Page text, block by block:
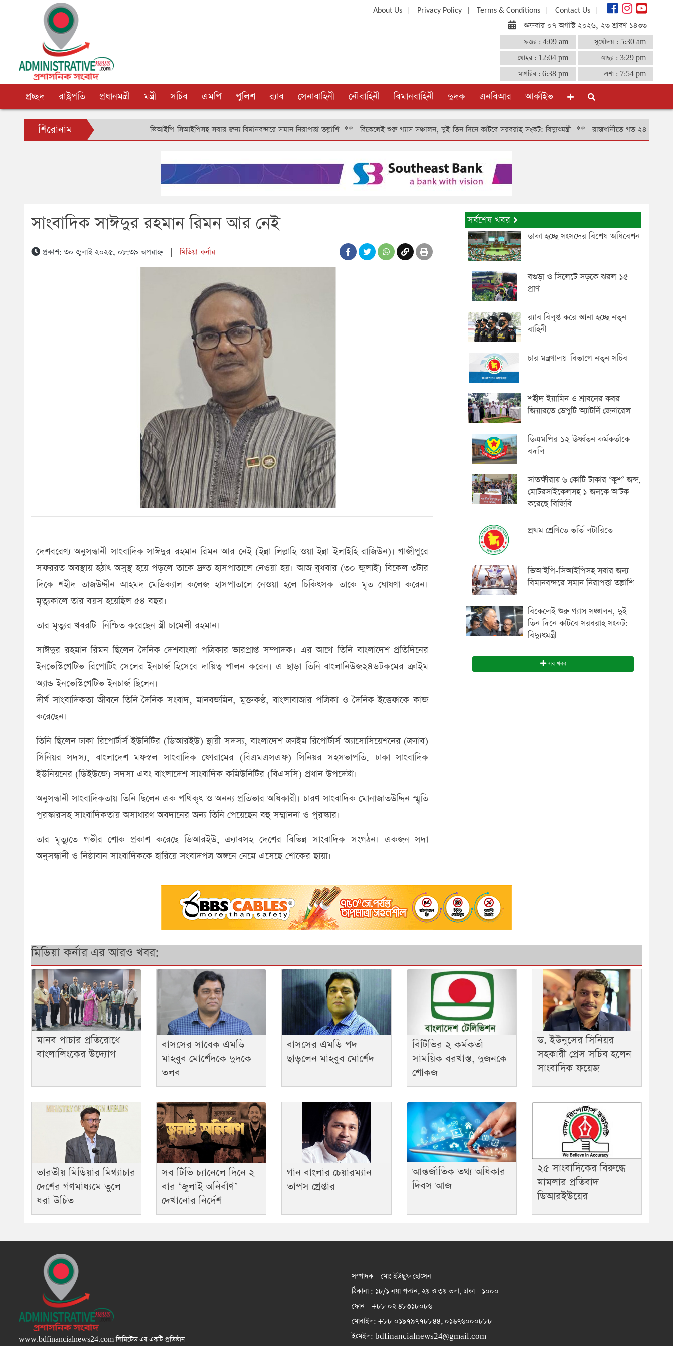
About Us| Privacy Policy| Terms & Conditions| Contact Us|
শুক্রবার ০৭ অগাস্ট ২০২৬, ২৩ শ্রাবণ ১৪৩৩
ফজর : 4:09 am সূর্যোদয় : 5:30 am
যোহর : 12:04 pm আছর : 3:29 pm
মাগরিব : 6:38 pm এশা : 7:54 pm
প্রচ্ছদ রাষ্ট্রপতি প্রধানমন্ত্রী মন্ত্রী সচিব এমপি পুলিশ র‍্যাব সেনাবাহিনী নৌবাহিনী বিমানবাহিনী দুদক এনবিআর আর্কাইভ
শিরোনাম ভিআইপি-সিআইপিসহ সবার জন্য বিমানবন্দরে সমান নিরাপত্তা তল্লাশি**বিকেলেই শুরু গ্যাস সঞ্চালন, দুই-তিন দিনে কাটবে সরবরাহ সংকট: বিদ্যুৎমন্ত্রী**রাজধানীতে গত ২৪ ঘণ্টায় গ্রেফতার
সাংবাদিক সাঈদুর রহমান রিমন আর নেই
প্রকাশ: ৩০ জুলাই ২০২৫, ০৮:৩৯ অপরাহ্ন|মিডিয়া কর্নার
দেশবরেণ্য অনুসন্ধানী সাংবাদিক সাঈদুর রহমান রিমন আর নেই (ইন্না লিল্লাহি ওয়া ইন্না ইলাইহি রাজিউন)। গাজীপুরে
সফররত অবস্থায় হঠাৎ অসুস্থ হয়ে পড়লে তাকে দ্রুত হাসপাতালে নেওয়া হয়। আজ বুধবার (৩০ জুলাই) বিকেল ৩টার
দিকে শহীদ তাজউদ্দীন আহমদ মেডিক্যাল কলেজ হাসপাতালে নেওয়া হলে চিকিৎসক তাকে মৃত ঘোষণা করেন।
মৃত্যুকালে তার বয়স হয়েছিল ৫৪ বছর।
তার মৃত্যুর খবরটি নিশ্চিত করেছেন স্ত্রী চামেলী রহমান।
সাঈদুর রহমান রিমন ছিলেন দৈনিক দেশবাংলা পত্রিকার ভারপ্রাপ্ত সম্পাদক। এর আগে তিনি বাংলাদেশ প্রতিদিনের
ইনভেস্টিগেটিভ রিপোর্টিং সেলের ইনচার্জ হিসেবে দায়িত্ব পালন করেন। এ ছাড়া তিনি বাংলানিউজ২৪ডটকমের ক্রাইম
অ্যান্ড ইনভেস্টিগেটিভ ইনচার্জ ছিলেন।
দীর্ঘ সাংবাদিকতা জীবনে তিনি দৈনিক সংবাদ, মানবজমিন, মুক্তকণ্ঠ, বাংলাবাজার পত্রিকা ও দৈনিক ইত্তেফাকে কাজ
করেছেন।
তিনি ছিলেন ঢাকা রিপোর্টার্স ইউনিটির (ডিআরইউ) স্থায়ী সদস্য, বাংলাদেশ ক্রাইম রিপোর্টার্স অ্যাসোসিয়েশনের (ক্র্যাব)
সিনিয়র সদস্য, বাংলাদেশ মফস্বল সাংবাদিক ফোরামের (বিএমএসএফ) সিনিয়র সহসভাপতি, ঢাকা সাংবাদিক
ইউনিয়নের (ডিইউজে) সদস্য এবং বাংলাদেশ সাংবাদিক কমিউনিটির (বিএসসি) প্রধান উপদেষ্টা।
অনুসন্ধানী সাংবাদিকতায় তিনি ছিলেন এক পথিকৃৎ ও অনন্য প্রতিভার অধিকারী। চারণ সাংবাদিক মোনাজাতউদ্দিন স্মৃতি
পুরস্কারসহ সাংবাদিকতায় অসাধারণ অবদানের জন্য তিনি পেয়েছেন বহু সম্মাননা ও পুরস্কার।
তার মৃত্যুতে গভীর শোক প্রকাশ করেছে ডিআরইউ, ক্র্যাবসহ দেশের বিভিন্ন সাংবাদিক সংগঠন। একজন সদা
অনুসন্ধানী ও নিষ্ঠাবান সাংবাদিককে হারিয়ে সংবাদপত্র অঙ্গনে নেমে এসেছে শোকের ছায়া।
সর্বশেষ খবর
ডাকা হচ্ছে সংসদের বিশেষ অধিবেশন
বগুড়া ও সিলেটে সড়কে ঝরল ১৫
প্রাণ
র‍্যাব বিলুপ্ত করে আনা হচ্ছে নতুন
বাহিনী
চার মন্ত্রণালয়-বিভাগে নতুন সচিব
শহীদ ইয়ামিন ও শ্রাবনের কবর
জিয়ারতে ডেপুটি অ্যাটর্নি জেনারেল
ডিএমপির ১২ ঊর্ধ্বতন কর্মকর্তাকে
বদলি
সাতক্ষীরায় ৬ কোটি টাকার ‘কুশ’ জব্দ,
মোটরসাইকেলসহ ১ জনকে আটক
করেছে বিজিবি
প্রথম শ্রেণিতে ভর্তি লটারিতে
ভিআইপি-সিআইপিসহ সবার জন্য
বিমানবন্দরে সমান নিরাপত্তা তল্লাশি
বিকেলেই শুরু গ্যাস সঞ্চালন, দুই-
তিন দিনে কাটবে সরবরাহ সংকট:
বিদ্যুৎমন্ত্রী
সব খবর
মিডিয়া কর্নার এর আরও খবর:
মানব পাচার প্রতিরোধে
বাংলালিংকের উদ্যোগ
বাসসের সাবেক এমডি
মাহবুব মোর্শেদকে দুদকে
তলব
বাসসের এমডি পদ
ছাড়লেন মাহবুব মোর্শেদ
বিটিভির ২ কর্মকর্তা
সাময়িক বরখাস্ত, দুজনকে
শোকজ
ড. ইউনূসের সিনিয়র
সহকারী প্রেস সচিব হলেন
সাংবাদিক ফয়েজ
ভারতীয় মিডিয়ার মিথ্যাচার
দেশের গণমাধ্যমে তুলে
ধরা উচিত
সব টিভি চ্যানেলে দিনে ২
বার ‘জুলাই অনির্বাণ’
দেখানোর নির্দেশ
গান বাংলার চেয়ারম্যান
তাপস গ্রেপ্তার
আন্তর্জাতিক তথ্য অধিকার
দিবস আজ
২৫ সাংবাদিকের বিরুদ্ধে
মামলার প্রতিবাদ
ডিআরইউয়ের
www.bdfinancialnews24.comলিমিটেড এর একটি প্রতিষ্ঠান
সম্পাদক - মোঃ ইউছুফ হোসেন
ঠিকানা : ১৮/১ নয়া পল্টন, ২য় ও ৩য় তলা, ঢাকা - ১০০০
ফোন - +৮৮ ০২ ৪৮৩১৮০৮৬
মোবাইল: +৮৮ ০১৯৭৯৭৭৮৮৪৪, ০১৬৭৬০০০৮৮৮
ইমেইল: bdfinancialnews24@gmail.com